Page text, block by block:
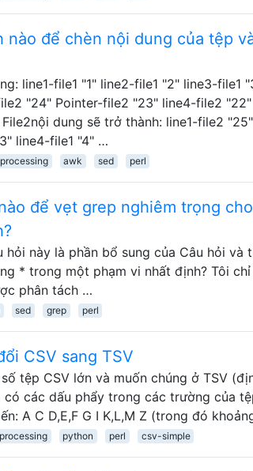
nào để chèn nội dung của tệp
line1-file1 "1" line2-file1 "2" line3-file1
"24" Pointer-file2 "23" line4-file2
dung sẽ trở thành: line1-file2
line4-file1 "4" …
awk sed perl
để vẹt grep nghiêm trọng
hỏi này là phần bổ sung của Câu hỏi
* trong một phạm vi nhất định? Tôi
phân tách …
sed grep perl
CSV sang TSV
tệp CSV lớn và muốn chúng ở TSV
các dấu phẩy trong các trường của tệp
A C D,E,F G I K,L,M Z (trong đó
python perl csv-simple